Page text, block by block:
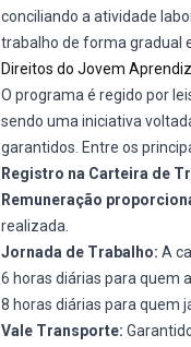
conciliando a atividade
trabalho de forma gradual
Direitos do Jovem Aprendiz
O programa é regido por
sendo uma iniciativa
garantidos. Entre os
Registro na Carteira de
Remuneração
realizada.
Jornada de Trabalho: A
6 horas diárias para quem
8 horas diárias para quem
Vale Transporte: